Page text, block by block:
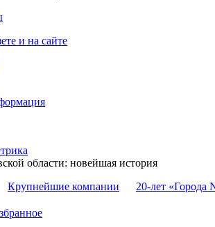
и на сайте
области: новейшая история
Крупнейшие компании 20-лет «Города